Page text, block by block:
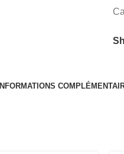
INFORMATIONS